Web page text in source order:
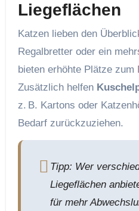
Liegeflächen
Katzen lieben den
Regalbretter oder ein
bieten erhöhte Plätze zum
Zusätzlich helfen
z. B. Kartons oder
Bedarf zurückzuziehen.
Tipp: Wer
Liegeflächen
für mehr